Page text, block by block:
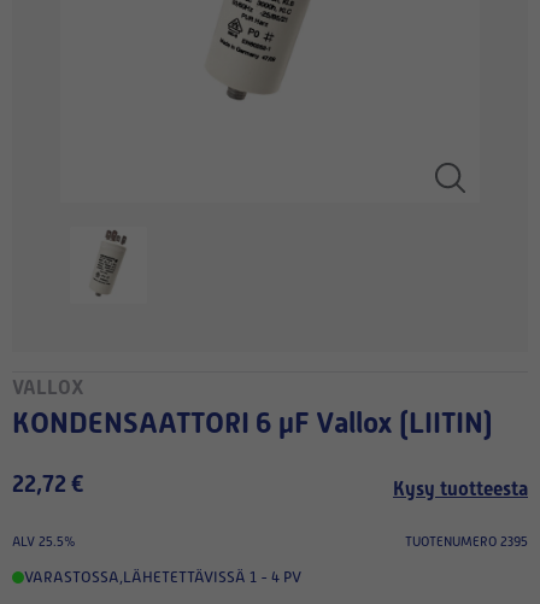
VALLOX
KONDENSAATTORI 6 µF Vallox (LIITIN)
22,72 € Kysy tuotteesta
ALV 25.5% TUOTENUMERO 2395
VARASTOSSA,LÄHETETTÄVISSÄ 1 - 4 PV